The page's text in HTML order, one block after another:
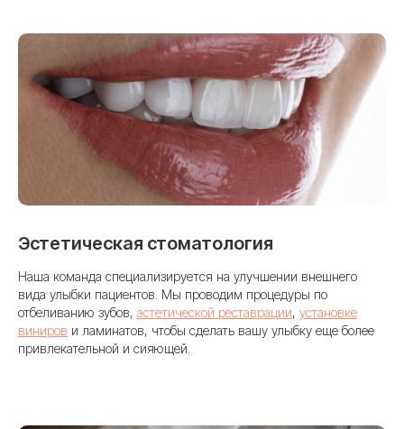
Эстетическая стоматология
Наша команда специализируется на улучшении внешнего
вида улыбки пациентов. Мы проводим процедуры по
отбеливанию зубов, эстетической реставрации, установке
виниров и ламинатов, чтобы сделать вашу улыбку еще более
привлекательной и сияющей.